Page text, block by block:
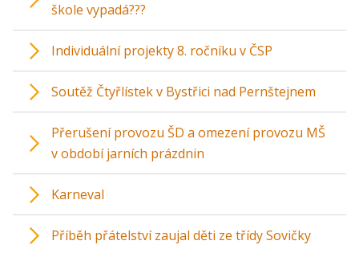
škole vypadá???
Individuální projekty 8. ročníku v ČSP
Soutěž Čtyřlístek v Bystřici nad Pernštejnem
Přerušení provozu ŠD a omezení provozu MŠ
v období jarních prázdnin
Karneval
Příběh přátelství zaujal děti ze třídy Sovičky